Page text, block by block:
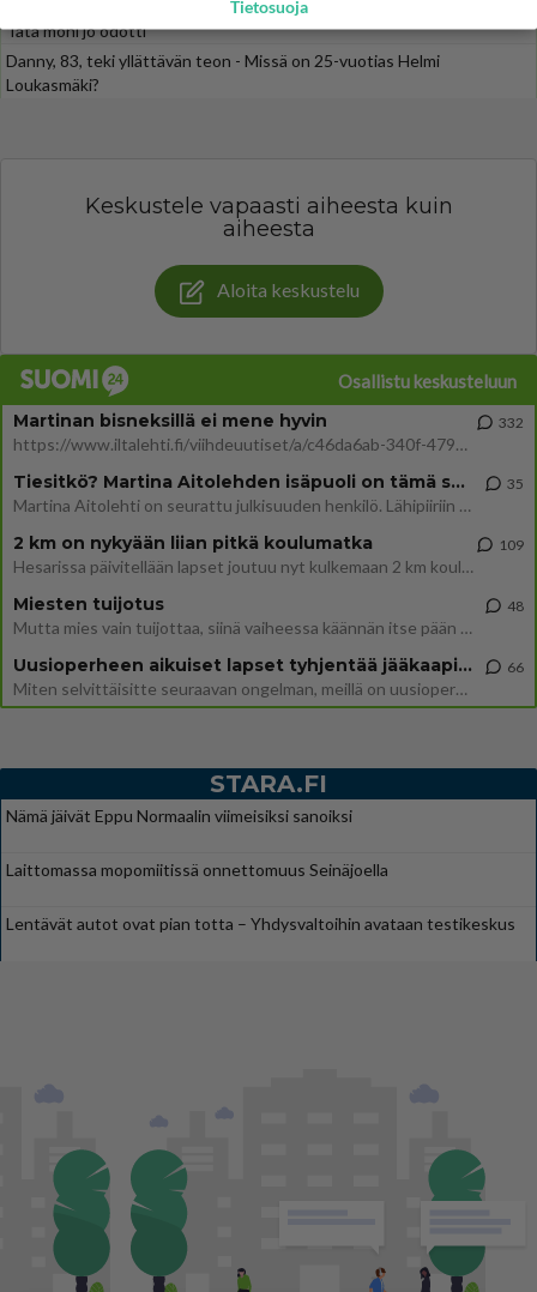
Luetuimmat: Aarne Pelkonen ja Noora Louhimo vihdoinkin yhdessä -
Tätä moni jo odotti
Danny, 83, teki yllättävän teon - Missä on 25-vuotias Helmi
Loukasmäki?
Keskustele vapaasti aiheesta kuin
aiheesta
Aloita keskustelu
Osallistu keskusteluun
Martinan bisneksillä ei mene hyvin
https://www.iltalehti.fi/viihdeuutiset/a/c46da6ab-340f-4790-aaa7-0865eed2336 Yrityksen konkurssihakemus on tullut kärä
332
Tiesitkö? Martina Aitolehden isäpuoli on tämä suosittu laulaja
Martina Aitolehti on seurattu julkisuuden henkilö. Lähipiiriin mahtuu muitakin tunnettuja henkilöitä. Tiesitkö, että Ma
35
2 km on nykyään liian pitkä koulumatka
Hesarissa päivitellään lapset joutuu nyt kulkemaan 2 km kouluun jösses. Ruostefillarilla tuo matka menee vaikka miten äk
109
Miesten tuijotus
Mutta mies vain tuijottaa, siinä vaiheessa käännän itse pään pois. Mikä juttu? Yleensä jos joku tuijottaa tai katsoo, hä
48
Uusioperheen aikuiset lapset tyhjentää jääkaapin käydessään
Miten selvittäisitte seuraavan ongelman, meillä on uusioperhe, minulla teini-ikäiset lapset ja puolisolla aikuiset, jotk
66
STARA.FI
Nämä jäivät Eppu Normaalin viimeisiksi sanoiksi
Laittomassa mopomiitissä onnettomuus Seinäjoella
Lentävät autot ovat pian totta – Yhdysvaltoihin avataan testikeskus
Tietosuoja